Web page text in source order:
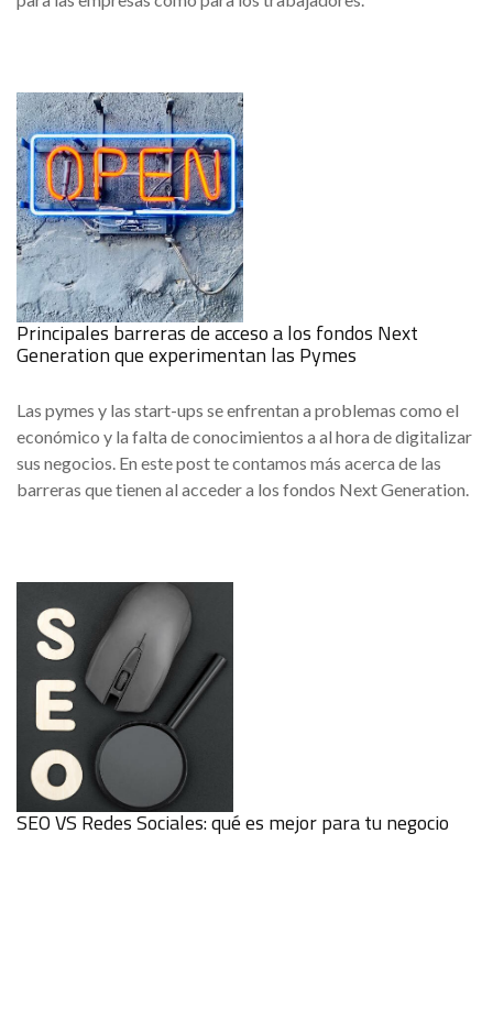
Principales barreras de acceso a los fondos Next
Generation que experimentan las Pymes
Las pymes y las start-ups se enfrentan a problemas como el
económico y la falta de conocimientos a al hora de digitalizar
sus negocios. En este post te contamos más acerca de las
barreras que tienen al acceder a los fondos Next Generation.
SEO VS Redes Sociales: qué es mejor para tu negocio